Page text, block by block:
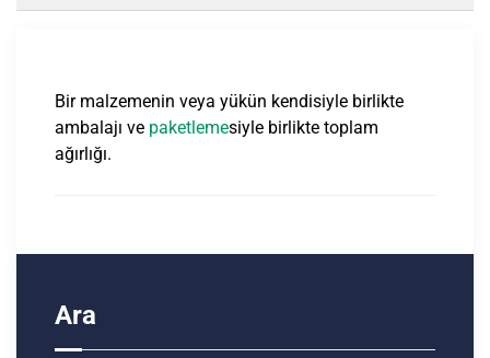
Bir malzemenin veya yükün kendisiyle birlikte
ambalajı ve paketlemesiyle birlikte toplam
ağırlığı.
Ara